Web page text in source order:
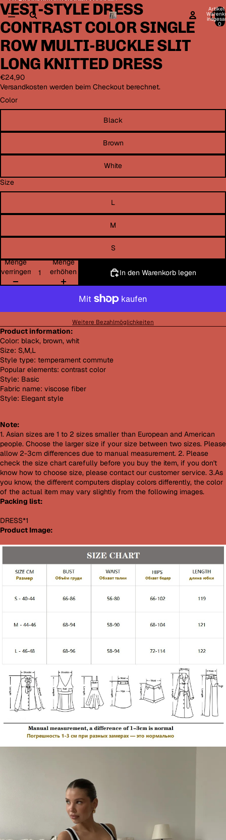
Artikel
0
Bild
im
Vollbildmodus
öffnen
Bild
im
Vollbildmodus
öffnen
Bild
im
Vollbildmodus
öffnen
Bild
im
Vollbildmodus
öffnen
Bild
im
Vollbildmodus
öffnen
Bild
im
Vollbildmodus
öffnen
Bild
im
Vollbildmodus
öffnen
VEST-STYLE DRESS
CONTRAST COLOR SINGLE
ROW MULTI-BUCKLE SLIT
LONG KNITTED DRESS
€24,90
Versandkosten werden beim Checkout berechnet.
Color
Black
Brown
White
Size
L
M
S
Menge
verringern
Menge
erhöhen
In den Warenkorb legen
Weitere Bezahlmöglichkeiten
Product information:
Color: black, brown, whit
Size: S,M,L
Style type: temperament commute
Popular elements: contrast color
Style: Basic
Fabric name: viscose fiber
Style: Elegant style
Note:
1. Asian sizes are 1 to 2 sizes smaller than European and American
people. Choose the larger size if your size between two sizes. Please
allow 2-3cm differences due to manual measurement. 2. Please
check the size chart carefully before you buy the item, if you don't
know how to choose size, please contact our customer service. 3.As
you know, the different computers display colors differently, the color
of the actual item may vary slightly from the following images.
Packing list:
DRESS*1
Product Image: